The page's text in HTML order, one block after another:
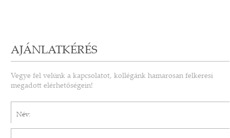
AJÁNLATKÉRÉS
Vegye fel velünk a kapcsolatot, kollégánk hamarosan felkeresi
megadott elérhetőségein!